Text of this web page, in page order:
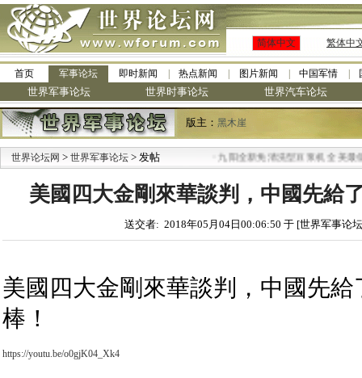
简体中文 繁体中
首页 军事论坛 即时新闻 热点新闻 图片新闻 中国军情
世界军事论坛 世界时事论坛 世界汽车论坛
版主： 黑木崖
世界论坛网 > 世界军事论坛 > 发帖 九阳全新免清洗型豆浆机 全美最低
美國四大金剛來華談判，中國先給
送交者: 2018年05月04日00:06:50 于 [世界军事论
美國四大金剛來華談判，中國先
棒！
https://youtu.be/o0gjK04_Xk4